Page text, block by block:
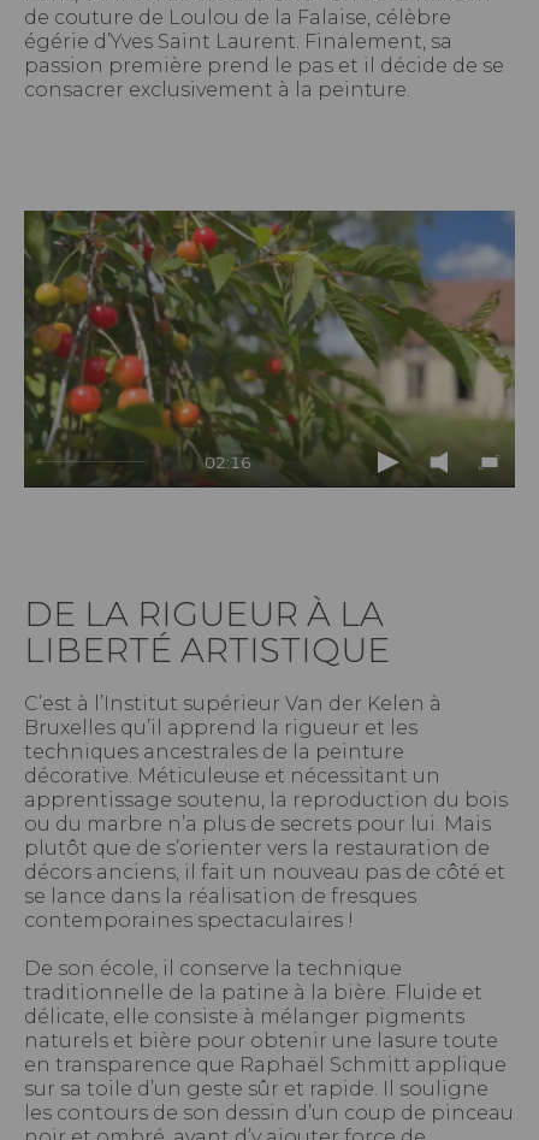
de couture de Loulou de la Falaise, célèbre
égérie d’Yves Saint Laurent. Finalement, sa
passion première prend le pas et il décide de se
consacrer exclusivement à la peinture.
Play
02:16
Mute Enter
DE LA RIGUEUR À LA
LIBERTÉ ARTISTIQUE
C’est à l’Institut supérieur Van der Kelen à
Bruxelles qu’il apprend la rigueur et les
techniques ancestrales de la peinture
décorative. Méticuleuse et nécessitant un
apprentissage soutenu, la reproduction du bois
ou du marbre n’a plus de secrets pour lui. Mais
plutôt que de s’orienter vers la restauration de
décors anciens, il fait un nouveau pas de côté et
se lance dans la réalisation de fresques
contemporaines spectaculaires !
De son école, il conserve la technique
traditionnelle de la patine à la bière. Fluide et
délicate, elle consiste à mélanger pigments
naturels et bière pour obtenir une lasure toute
en transparence que Raphaël Schmitt applique
sur sa toile d’un geste sûr et rapide. Il souligne
les contours de son dessin d’un coup de pinceau